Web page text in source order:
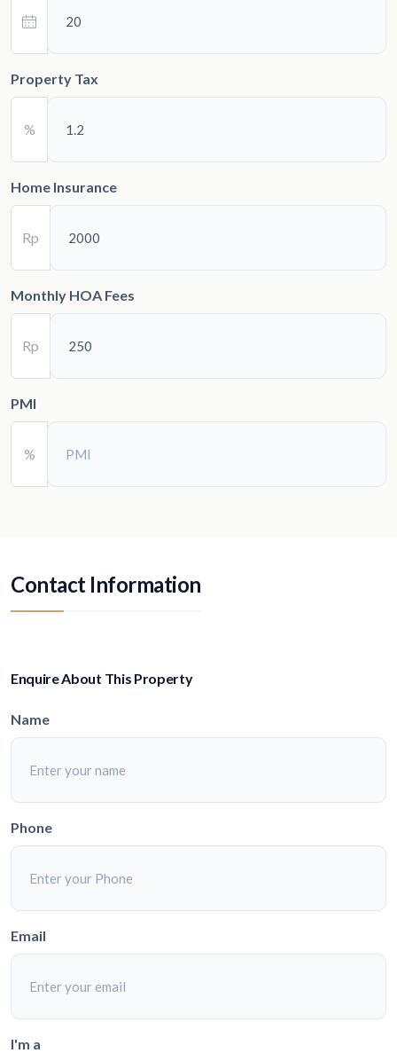
Property Tax
%
Home Insurance
Rp
Monthly HOA Fees
Rp
PMI
%
Contact Information
Enquire About This Property
Name
Phone
Email
I'm a